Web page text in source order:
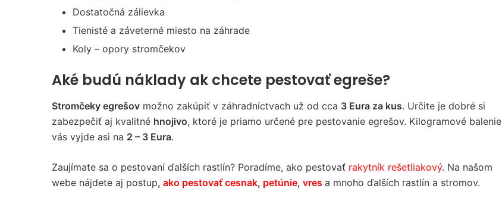
Dostatočná zálievka
Tienisté a záveterné miesto na záhrade
Koly – opory stromčekov
Aké budú náklady ak chcete pestovať egreše?
Stromčeky egrešov možno zakúpiť v záhradníctvach už od cca 3 Eura za kus. Určite je dobré si
zabezpečiť aj kvalitné hnojivo, ktoré je priamo určené pre pestovanie egrešov. Kilogramové balenie
vás vyjde asi na 2 – 3 Eura.
Zaujímate sa o pestovaní ďalších rastlín? Poradíme, ako pestovať rakytník rešetliakový. Na našom
webe nájdete aj postup, ako pestovať cesnak, petúnie, vres a mnoho ďalších rastlín a stromov.